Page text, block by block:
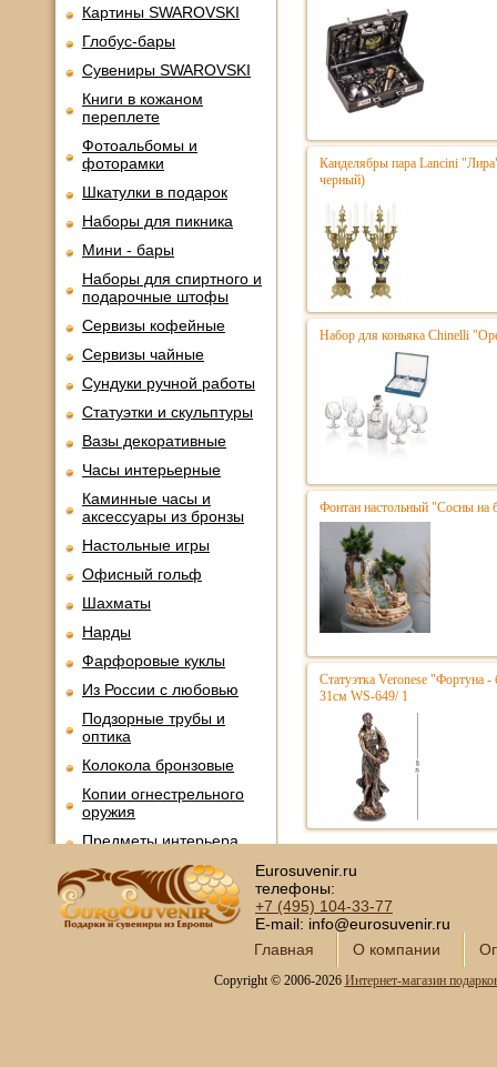
Картины SWAROVSKI
Глобус-бары
Сувениры SWAROVSKI
Книги в кожаном
переплете
Фотоальбомы и
фоторамки
Шкатулки в подарок
Наборы для пикника
Мини - бары
Наборы для спиртного и
подарочные штофы
Сервизы кофейные
Сервизы чайные
Сундуки ручной работы
Статуэтки и скульптуры
Вазы декоративные
Часы интерьерные
Каминные часы и
аксессуары из бронзы
Настольные игры
Офисный гольф
Шахматы
Нарды
Фарфоровые куклы
Из России с любовью
Подзорные трубы и
оптика
Колокола бронзовые
Копии огнестрельного
оружия
Предметы интерьера
Православные подарки
Открытки и конверты для
денег
Канделябры пара Lancini
черный)
Набор для коньяка Chinelli
Фонтан настольный "Сосны на
Статуэтка Veronese "Фортуна
31см WS-649/ 1
Eurosuvenir.ru
телефоны:
+7 (495) 104-33-77
E-mail: info@eurosuvenir.ru
Главная
О компании
Copyright © 2006-2026 Интернет-магазин